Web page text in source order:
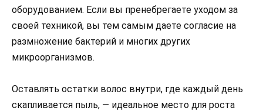
оборудованием. Если вы пренебрегаете уходом за
своей техникой, вы тем самым даете согласие на
размножение бактерий и многих других
микроорганизмов.
Оставлять остатки волос внутри, где каждый день
скапливается пыль, — идеальное место для роста